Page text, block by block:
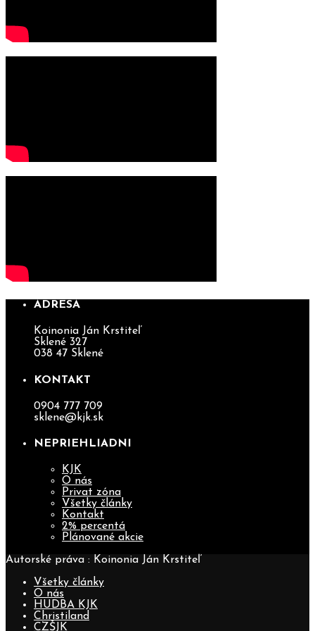
ADRESA
Koinonia Ján Krstiteľ
Sklené 327
038 47 Sklené
KONTAKT
0904 777 709
sklene@kjk.sk
NEPRIEHLIADNI
KJK
O nás
Privat zóna
Všetky články
Kontakt
2% percentá
Plánované akcie
Autorské práva : Koinonia Ján Krstiteľ
Všetky články
O nás
HUDBA KJK
Christiland
CZŠJK